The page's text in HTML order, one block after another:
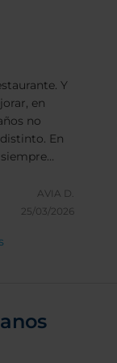
Y
en
no
En
que
AVIA D.
25/03/2026